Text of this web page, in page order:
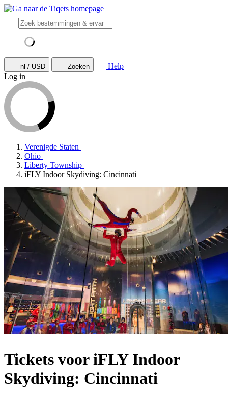
nl / USD Zoeken
Help
Log in
Verenigde Staten
Ohio
Liberty Township
iFLY Indoor Skydiving: Cincinnati
Tickets voor iFLY Indoor
Skydiving: Cincinnati